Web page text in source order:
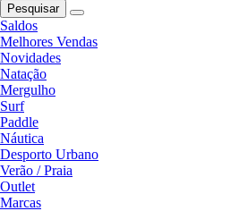
Pesquisar
Saldos
Melhores Vendas
Novidades
Natação
Mergulho
Surf
Paddle
Náutica
Desporto Urbano
Verão / Praia
Outlet
Marcas